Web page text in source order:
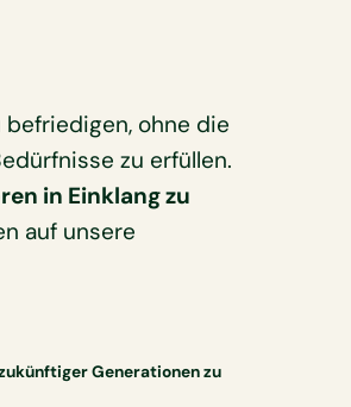
ohne die
zu erfüllen.
in Einklang zu
auf unsere
Generationen zu